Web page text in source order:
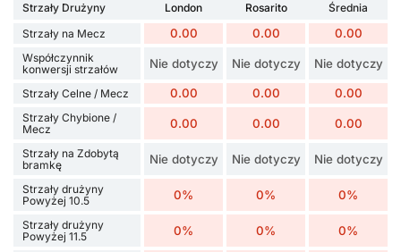
Strzały Drużyny London Rosarito
Średnia
Strzały na Mecz
0.00 0.00 0.00
Współczynnik
konwersji strzałów
Nie dotyczy Nie dotyczy Nie dotyczy
Strzały Celne / Mecz 0.00 0.00 0.00
Strzały Chybione /
Mecz
0.00 0.00 0.00
Strzały na Zdobytą
bramkę
Nie dotyczy Nie dotyczy Nie dotyczy
Strzały drużyny
Powyżej 10.5
0% 0% 0%
Strzały drużyny
Powyżej 11.5
0% 0% 0%